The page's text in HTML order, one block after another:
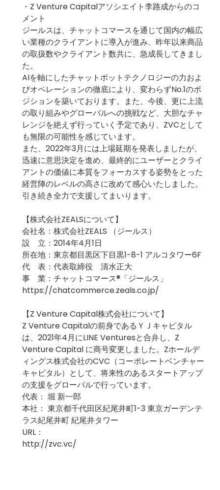
・Z Venture Capitalアソシエイト李路成からのコ
メント
ジールスは、チャットコマースを通じて国内の幅広
い業種のクライアントに導入が進み、昨年以来商品
の取扱数やクライアント数共に、急成長してきまし
た。
AIを軸にしたチャットボットテクノロジーの力およ
びオペレーションの徹底により、変わらずNo.1のポ
ジションを築いております。また、今後、更に上流
の取り組みやグローバルへの挑戦など、大胆なチャ
レンジを絶えず行っていく予定であり、ZVCとして
も無限の可能性を感じています。
また、2022年3月には上場延期を発表しましたが、
迅速に意思決定を進め、最終的にユーザーとクライ
アントの価値に本質をフォーカスする姿勢をとった
経営陣のレベルの高さに改めて感心いたしました。
引き続き全力で支援してまいります。
【株式会社ZEALSについて】
会社名：株式会社ZEALS （ジールス）
設 立：2014年4月1日
所在地：東京都目黒区下目黒1-8-1 アルコタワー6F
代 表：代表取締役 清水正大
事 業：チャットコマース®️「ジールス」
https://chatcommerce.zeals.co.jp/
【Z Venture Capital株式会社について】
Z Venture Capitalの前身であるＹＪキャピタル
は、2021年4月にLINE Venturesと合弁し、Z
Venture Capital に商号変更しました。Zホールデ
ィングス株式会社のCVC（コーポレートベンチャー
キャピタル）として、将来性のあるスタートアップ
の支援をグローバルで行っています。
代表： 堀 新一郎
本社： 東京都千代田区紀尾井町1-3 東京ガーデンテ
ラス紀尾井町 紀尾井タワー
URL：
http://zvc.vc/